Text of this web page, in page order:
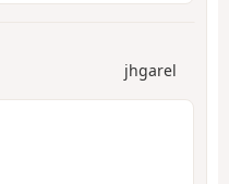
jhgarel